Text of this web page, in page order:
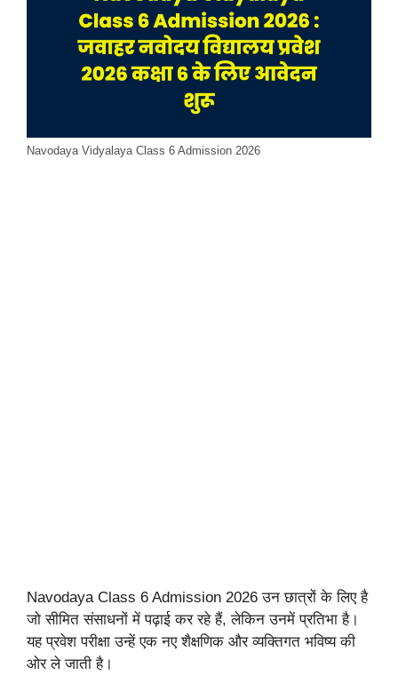
Navodaya Vidyalaya Class 6 Admission 2026
Navodaya Class 6 Admission 2026 उन छात्रों के लिए है
जो सीमित संसाधनों में पढ़ाई कर रहे हैं, लेकिन उनमें प्रतिभा है।
यह प्रवेश परीक्षा उन्हें एक नए शैक्षणिक और व्यक्तिगत भविष्य की
ओर ले जाती है।